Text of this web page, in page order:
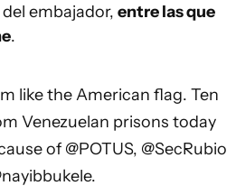
embajador, entre las que
.
like the American flag. Ten
Venezuelan prisons today
of @POTUS, @SecRubio
.